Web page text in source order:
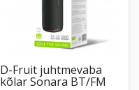
D-Fruit juhtmevaba
kõlar Sonara BT/FM